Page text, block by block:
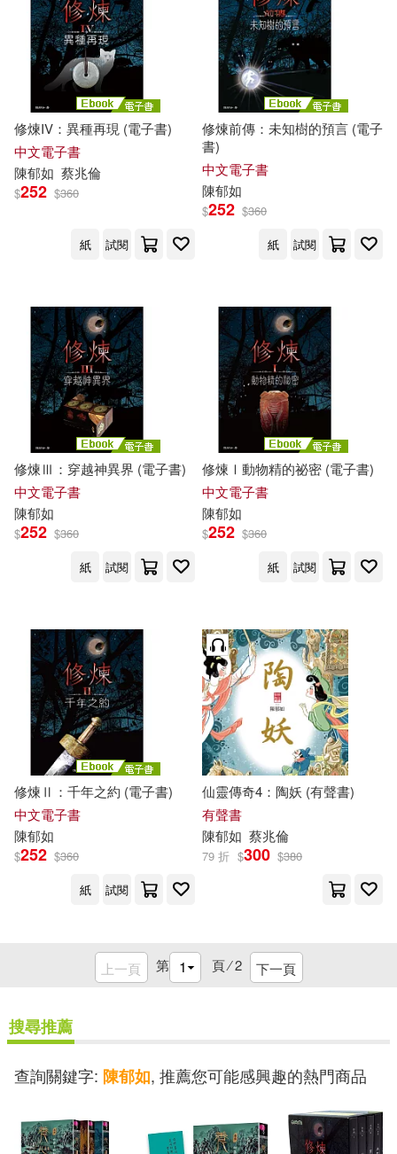
修煉IV：異種再現 (電子書)
中文電子書
陳郁如 蔡兆倫
$252 $360
紙 試閱
修煉前傳：未知樹的預言 (電子
書)
中文電子書
陳郁如
$252 $360
紙
試閱
修煉Ⅲ：穿越神異界 (電子書)
中文電子書
陳郁如
$252 $360
紙
試閱
修煉Ⅰ動物精的祕密 (電子書)
中文電子書
陳郁如
$252 $360
紙
試閱
修煉Ⅱ：千年之約 (電子書)
中文電子書
陳郁如
$252 $360
紙
試閱
仙靈傳奇4：陶妖 (有聲書)
有聲書
陳郁如 蔡兆倫
79 折 $300 $380
上一頁 第 頁 ⁄2 下一頁
搜尋推薦
查詢關鍵字: 陳郁如, 推薦您可能感興趣的熱門商品